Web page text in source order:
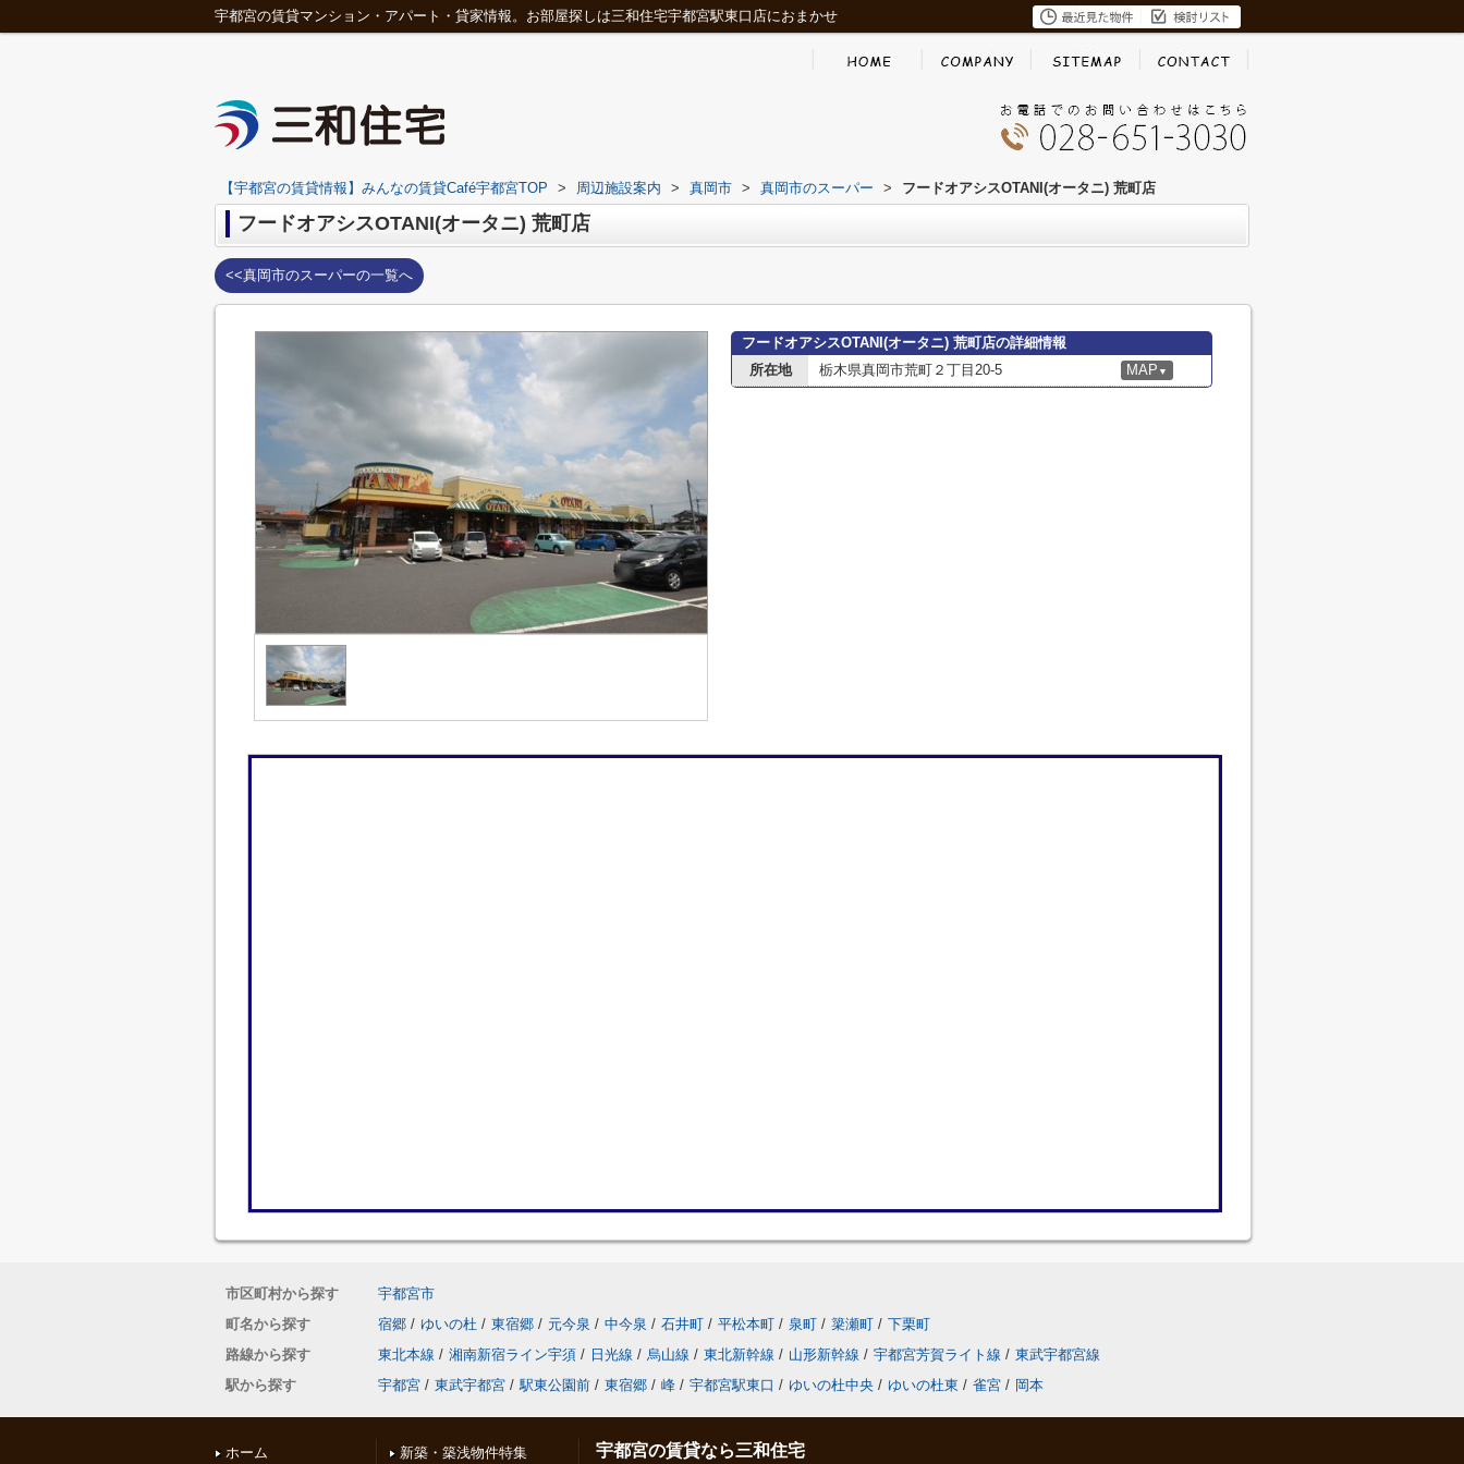
宇都宮の賃貸マンション・アパート・貸家情報。お部屋探しは三和住宅宇都宮駅東口店におまかせ
【宇都宮の賃貸情報】みんなの賃貸Café宇都宮TOP > 周辺施設案内 > 真岡市 > 真岡市のスーパー > フードオアシスOTANI(オータニ) 荒町店
フードオアシスOTANI(オータニ) 荒町店
<<真岡市のスーパーの一覧へ
フードオアシスOTANI(オータニ) 荒町店の詳細情報
所在地
栃木県真岡市荒町２丁目20-5 MAP ▼
市区町村から探す
宇都宮市
町名から探す
宿郷 / ゆいの杜 / 東宿郷 / 元今泉 / 中今泉 / 石井町 / 平松本町 / 泉町 / 簗瀬町 / 下栗町
路線から探す
東北本線 / 湘南新宿ライン宇須 / 日光線 / 烏山線 / 東北新幹線 / 山形新幹線 / 宇都宮芳賀ライト線 / 東武宇都宮線
駅から探す
宇都宮 / 東武宇都宮 / 駅東公園前 / 東宿郷 / 峰 / 宇都宮駅東口 / ゆいの杜中央 / ゆいの杜東 / 雀宮 / 岡本
ホーム 新築・築浅物件特集 宇都宮の賃貸なら三和住宅